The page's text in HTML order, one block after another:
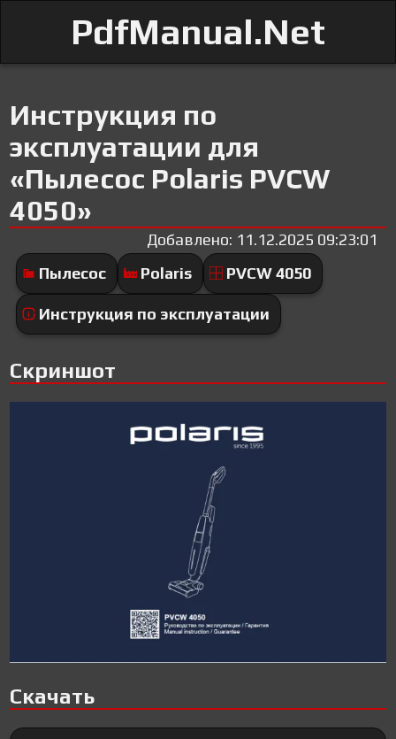
PdfManual.Net
Инструкция по
эксплуатации для
«Пылесос Polaris PVCW
4050»
Добавлено: 11.12.2025 09:23:01
Пылесос
Polaris PVCW 4050
Инструкция по эксплуатации
Скриншот
Скачать